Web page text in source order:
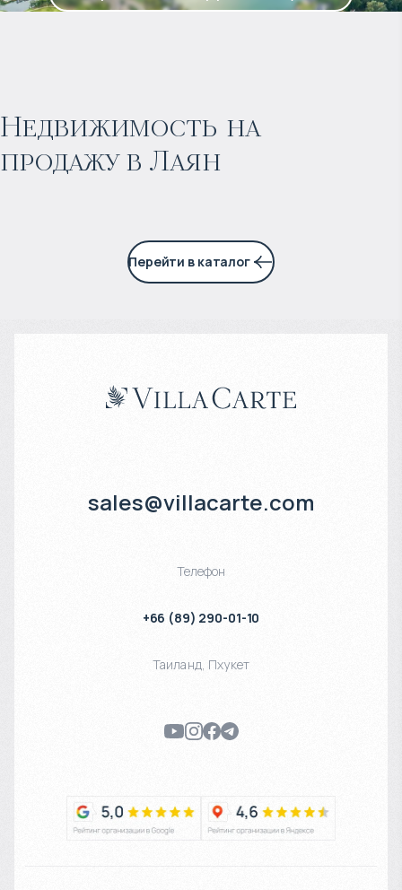
Недвижимость на
продажу в Лаян
Прогнозируемый доход:
5% годовых
Перейти в каталог
sales@villacarte.com
Телефон
+66 (89) 290-01-10
Таиланд, Пхукет